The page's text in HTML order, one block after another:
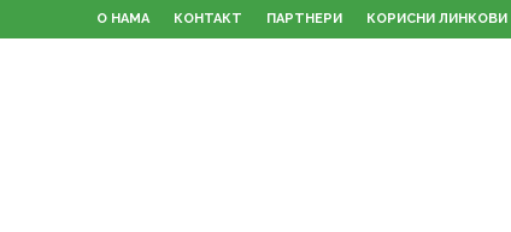
О НАМА КОНТАКТ ПАРТНЕРИ КОРИСНИ ЛИНКОВИ